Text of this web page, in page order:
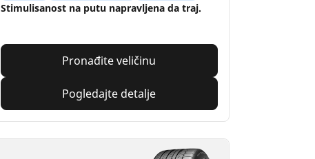
Stimulisanost na putu napravljena da traj.
Pronađite veličinu
Pogledajte detalje